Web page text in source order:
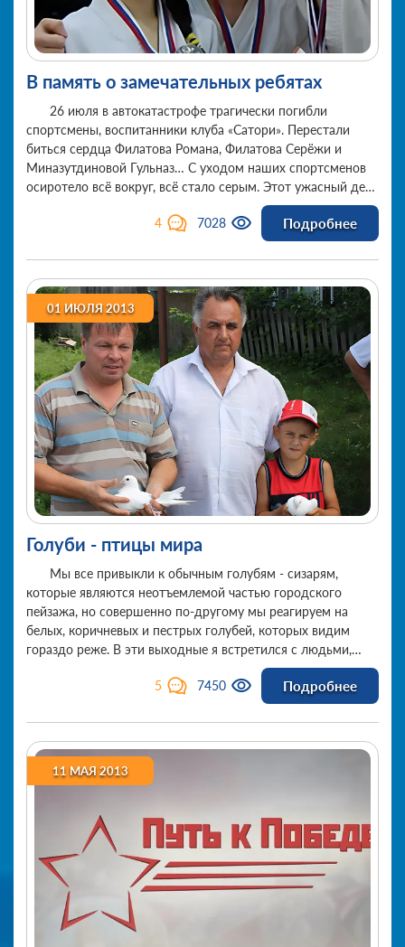
В память о замечательных ребятах
26 июля в автокатастрофе трагически погибли
спортсмены, воспитанники клуба «Сатори». Перестали
биться сердца Филатова Романа, Филатова Серёжи и
Миназутдиновой Гульназ… С уходом наших спортсменов
осиротело всё вокруг, всё стало серым. Этот ужасный день
разрушил всё, оставил глубокую, незаживающую рану.
Невыносимо больно и тяжело писать о них в прошедшем
времени, но мы хотим, чтобы все знали, какие
замечательные дети жили рядом с нами.
4 7028 Подробнее
01 ИЮЛЯ 2013
Голуби - птицы мира
Мы все привыкли к обычным голубям - сизарям,
которые являются неотъемлемой частью городского
пейзажа, но совершенно по-другому мы реагируем на
белых, коричневых и пестрых голубей, которых видим
гораздо реже. В эти выходные я встретился с людьми,
"болеющими" своим увлечением - разведением голубей.
5
7450 Подробнее
11 МАЯ 2013